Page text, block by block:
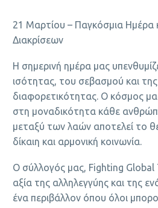
21 Μαρτίου – Παγκόσμια
Διακρίσεων
Η σημερινή ημέρα μας
ισότητας, του σεβασμού και
διαφορετικότητας. Ο κόσμος
στη μοναδικότητα κάθε
μεταξύ των λαών αποτελεί το
δίκαιη και αρμονική κοινωνία.
Ο σύλλογός μας, Fighting Global
αξία της αλληλεγγύης και της
ένα περιβάλλον όπου όλοι